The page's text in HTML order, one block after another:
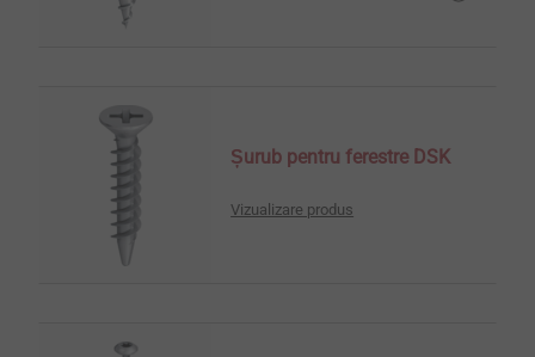
Șurub pentru ferestre DSK
Vizualizare produs